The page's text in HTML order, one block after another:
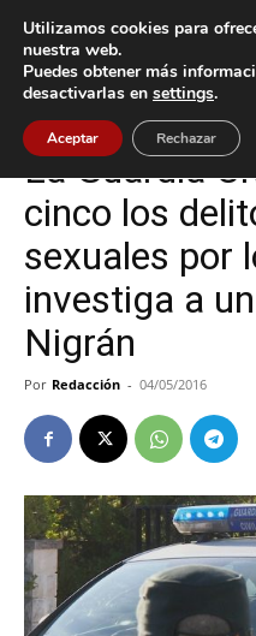
Inicio Nigrán
Nigrán Sucesos
La Guardia
cinco los
sexuales por
investiga a
Nigrán
Por Redacción - 04/05/2016
Utilizamos cookies para
nuestra web.
Puedes obtener más
desactivarlas en settings.
Aceptar Rechazar